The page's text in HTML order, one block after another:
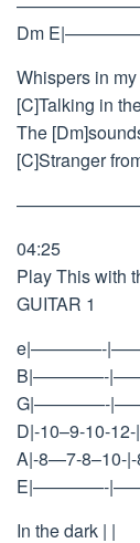
Dm
Whispers in
[C]Talking in
The
[C]Stranger
04:25
Play This with
GUITAR 1
e|————-
B|————-
G|————-
D|-10–9-10-
A|-8—7-8–10-
E|————-
In the dark | |